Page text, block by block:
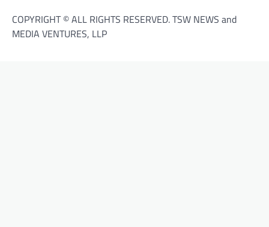
COPYRIGHT © ALL RIGHTS RESERVED. TSW NEWS and
MEDIA VENTURES, LLP